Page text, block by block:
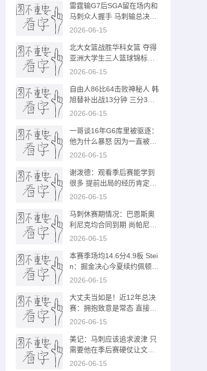
雷霆输G7后SGA留在场内和
马刺众人握手 马刺输总决赛
文班球员通道
2026-06-15
北大女篮战胜华科女篮 夺得
亚洲大学生三人篮球锦标赛
冠军
2026-06-15
自由人86比64击败神秘人 韩
旭替补出战13分钟 三分3中2
得到6分1断
2026-06-15
一哥谈16年G6库里被驱逐：
他为什么暴怒 因为一直被打
被揍却没哨
2026-06-15
谢泼德：观看季后赛能学到
很多 提前出局的经历肯定会
激励我们
2026-06-15
马刺休赛期情况：巴恩斯奥
利尼克均合同到期 尚帕尼30
0万球队选项
2026-06-15
本赛季场均14.6分4.9板 Stei
n：掘金决心今夏续约佩顿·
沃特森
2026-06-15
大丈夫当如是！近12年总决
赛：拥抱致意是常态 直接走
人很罕见
2026-06-15
美记：马刺应该追求波津 只
需要他在季后赛硬仗让文班
休息10分钟
2026-06-15